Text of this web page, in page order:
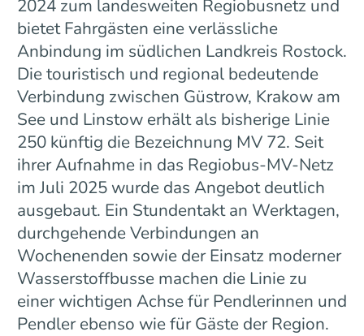
2024 zum landesweiten Regiobusnetz und
bietet Fahrgästen eine verlässliche
Anbindung im südlichen Landkreis Rostock.
Die touristisch und regional bedeutende
Verbindung zwischen Güstrow, Krakow am
See und Linstow erhält als bisherige Linie
250 künftig die Bezeichnung MV 72. Seit
ihrer Aufnahme in das Regiobus-MV-Netz
im Juli 2025 wurde das Angebot deutlich
ausgebaut. Ein Stundentakt an Werktagen,
durchgehende Verbindungen an
Wochenenden sowie der Einsatz moderner
Wasserstoffbusse machen die Linie zu
einer wichtigen Achse für Pendlerinnen und
Pendler ebenso wie für Gäste der Region.